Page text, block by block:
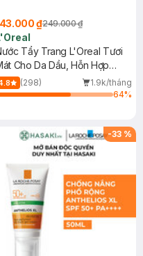
₫249.000 ₫
Tẩy Trang L'Oreal Tươi
Cho Da Dầu, Hỗn Hợp
(298)
1.9k/tháng
64%
-33 %